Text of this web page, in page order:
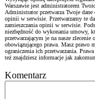
Warszawie jest administratorem
Administrator przetwarza Twoje
opinii w serwisie. Przetwarzamy te
zamieszczania opinii w serwisie.
niezbędność do wykonania umowy,
przetwarzającym je na nasze
obowiązującego prawa. Masz prawo
ograniczenia ich przetwarzania.
też znajdziesz informacje jak
Komentarz